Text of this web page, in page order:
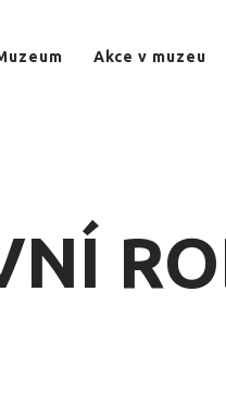
Akce v muzeu